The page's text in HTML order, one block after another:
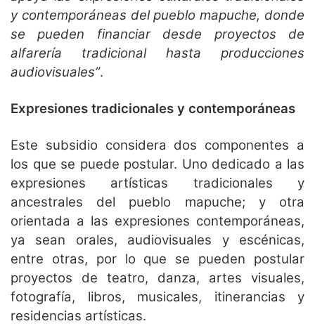
y contemporáneas del pueblo mapuche, donde
se pueden financiar desde proyectos de
alfarería tradicional hasta producciones
audiovisuales”.
Expresiones tradicionales y contemporáneas
Este subsidio considera dos componentes a
los que se puede postular. Uno dedicado a las
expresiones artísticas tradicionales y
ancestrales del pueblo mapuche; y otra
orientada a las expresiones contemporáneas,
ya sean orales, audiovisuales y escénicas,
entre otras, por lo que se pueden postular
proyectos de teatro, danza, artes visuales,
fotografía, libros, musicales, itinerancias y
residencias artísticas.